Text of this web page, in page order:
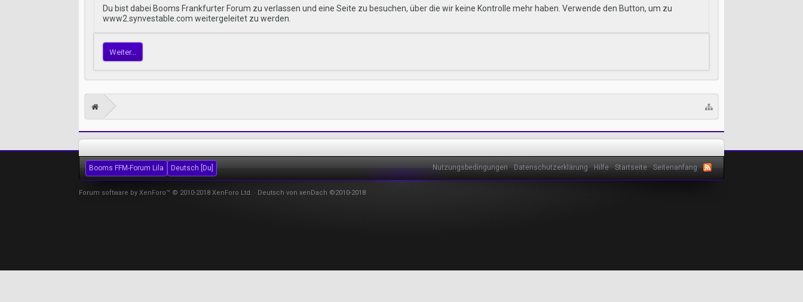
Du bist dabei Booms Frankfurter Forum zu verlassen und eine Seite zu besuchen, über die wir keine Kontrolle mehr haben. Verwende den Button, um zu
www2.synvestable.com weitergeleitet zu werden.
Weiter...
Booms FFM-Forum Lila Deutsch [Du] Nutzungsbedingungen Datenschutzerklärung Hilfe Startseite Seitenanfang
Forum software by XenForo™ © 2010-2018 XenForo Ltd. - Deutsch von xenDach ©2010-2018